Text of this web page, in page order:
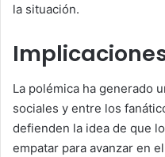
la situación.
La polémica ha generado
sociales y entre los
defienden la idea de que
empatar para avanzar en